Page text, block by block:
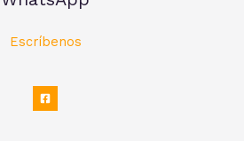
Escríbenos